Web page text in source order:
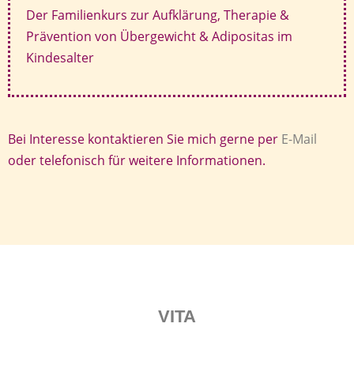
Der Familienkurs zur Aufklärung, Therapie &
Prävention von Übergewicht & Adipositas im
Kindesalter
Bei Interesse kontaktieren Sie mich gerne per E-Mail
oder telefonisch für weitere Informationen.
VITA